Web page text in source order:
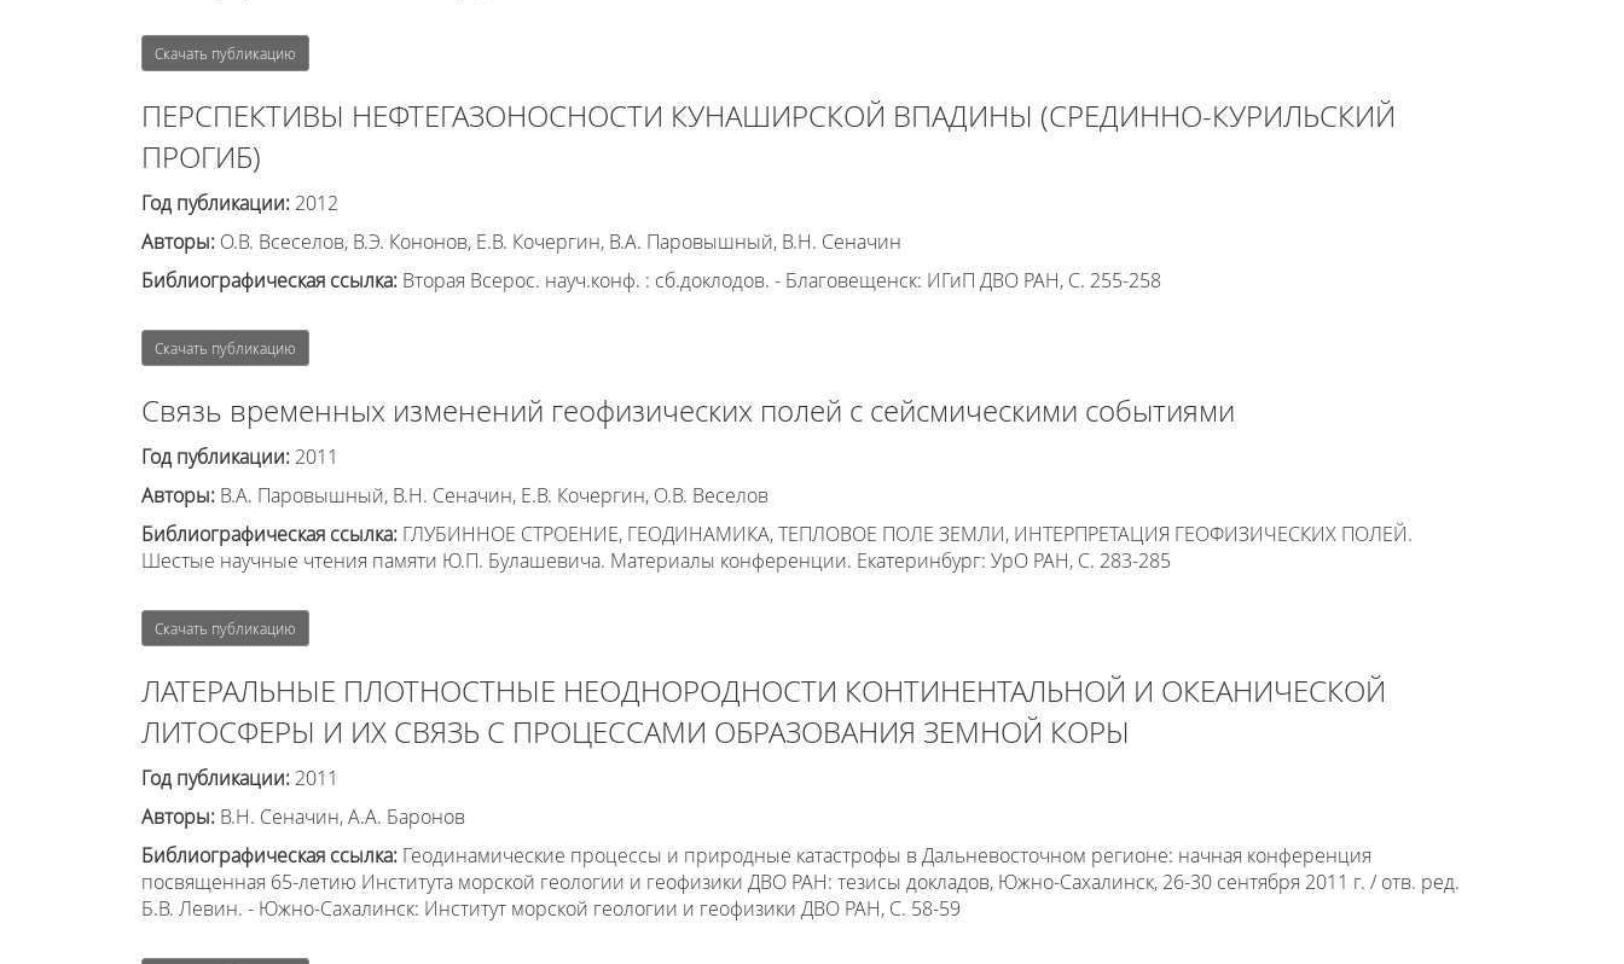
Скачать публикацию
ПЕРСПЕКТИВЫ НЕФТЕГАЗОНОСНОСТИ КУНАШИРСКОЙ ВПАДИНЫ (СРЕДИННО-КУРИЛЬСКИЙ
ПРОГИБ)
Год публикации: 2012
Авторы: О.В. Всеселов, В.Э. Кононов, Е.В. Кочергин, В.А. Паровышный, В.Н. Сеначин
Библиографическая ссылка: Вторая Всерос. науч.конф. : сб.доклодов. - Благовещенск: ИГиП ДВО РАН, С. 255-258
Скачать публикацию
Связь временных изменений геофизических полей с сейсмическими событиями
Год публикации: 2011
Авторы: В.А. Паровышный, В.Н. Сеначин, Е.В. Кочергин, О.В. Веселов
Библиографическая ссылка: ГЛУБИННОЕ СТРОЕНИЕ, ГЕОДИНАМИКА, ТЕПЛОВОЕ ПОЛЕ ЗЕМЛИ, ИНТЕРПРЕТАЦИЯ ГЕОФИЗИЧЕСКИХ ПОЛЕЙ.
Шестые научные чтения памяти Ю.П. Булашевича. Материалы конференции. Екатеринбург: УрО РАН, С. 283-285
Скачать публикацию
ЛАТЕРАЛЬНЫЕ ПЛОТНОСТНЫЕ НЕОДНОРОДНОСТИ КОНТИНЕНТАЛЬНОЙ И ОКЕАНИЧЕСКОЙ
ЛИТОСФЕРЫ И ИХ СВЯЗЬ С ПРОЦЕССАМИ ОБРАЗОВАНИЯ ЗЕМНОЙ КОРЫ
Год публикации: 2011
Авторы: В.Н. Сеначин, А.А. Баронов
Библиографическая ссылка: Геодинамические процессы и природные катастрофы в Дальневосточном регионе: начная конференция
посвященная 65-летию Института морской геологии и геофизики ДВО РАН: тезисы докладов, Южно-Сахалинск, 26-30 сентября 2011 г. / отв. ред.
Б.В. Левин. - Южно-Сахалинск: Институт морской геологии и геофизики ДВО РАН, С. 58-59